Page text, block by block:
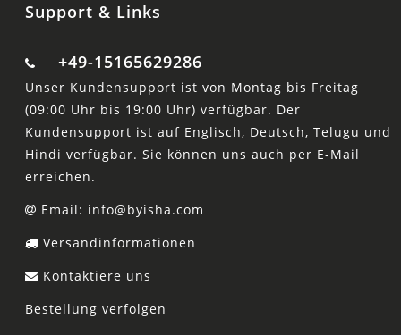
Support & Links
+49-15165629286
Unser Kundensupport ist von Montag bis Freitag
(09:00 Uhr bis 19:00 Uhr) verfügbar. Der
Kundensupport ist auf Englisch, Deutsch, Telugu und
Hindi verfügbar. Sie können uns auch per E-Mail
erreichen.
Email: info@byisha.com
Versandinformationen
Kontaktiere uns
Bestellung verfolgen